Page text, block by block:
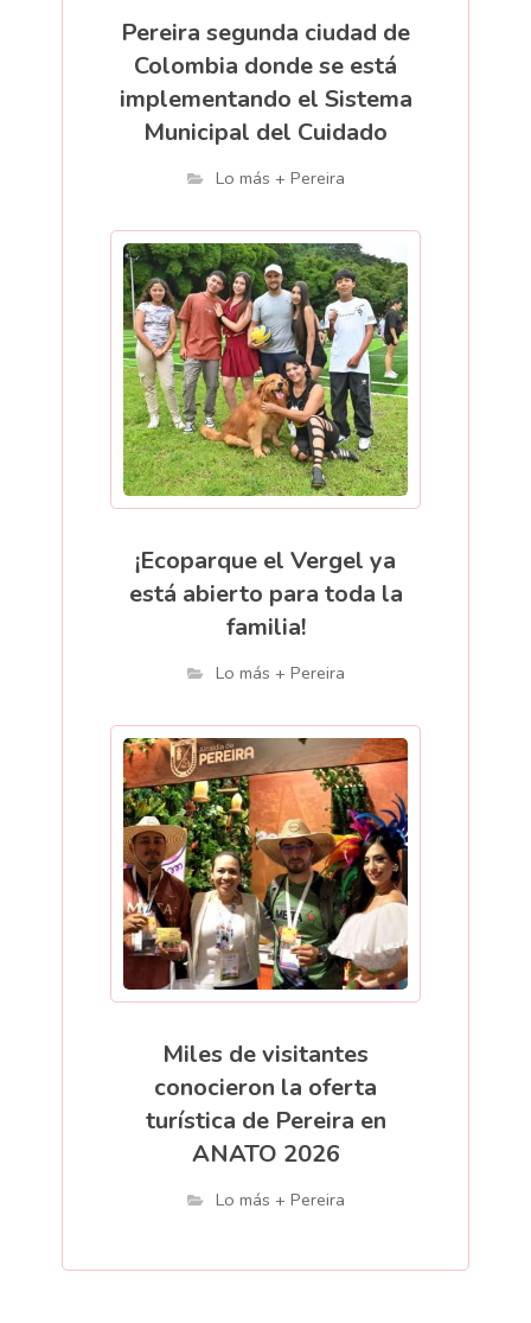
Pereira segunda ciudad de
Colombia donde se está
implementando el Sistema
Municipal del Cuidado
Lo más + Pereira
¡Ecoparque el Vergel ya
está abierto para toda la
familia!
Lo más + Pereira
Miles de visitantes
conocieron la oferta
turística de Pereira en
ANATO 2026
Lo más + Pereira